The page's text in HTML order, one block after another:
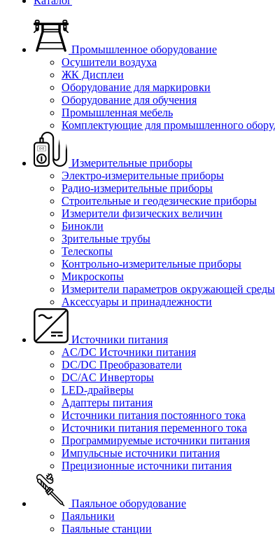
Промышленное оборудование
Осушители воздуха
ЖК Дисплеи
Оборудование для маркировки
Оборудование для обучения
Промышленная мебель
Комплектующие для промышленного
Измерительные приборы
Электро-измерительные приборы
Радио-измерительные приборы
Строительные и геодезические приборы
Измерители физических величин
Бинокли
Зрительные трубы
Телескопы
Контрольно-измерительные приборы
Микроскопы
Измерители параметров окружающей среды
Аксессуары и принадлежности
Источники питания
AC/DC Источники питания
DC/DC Преобразователи
DC/AC Инверторы
LED-драйверы
Адаптеры питания
Источники питания постоянного тока
Источники питания переменного тока
Программируемые источники питания
Импульсные источники питания
Прецизионные источники питания
Паяльное оборудование
Паяльники
Паяльные станции